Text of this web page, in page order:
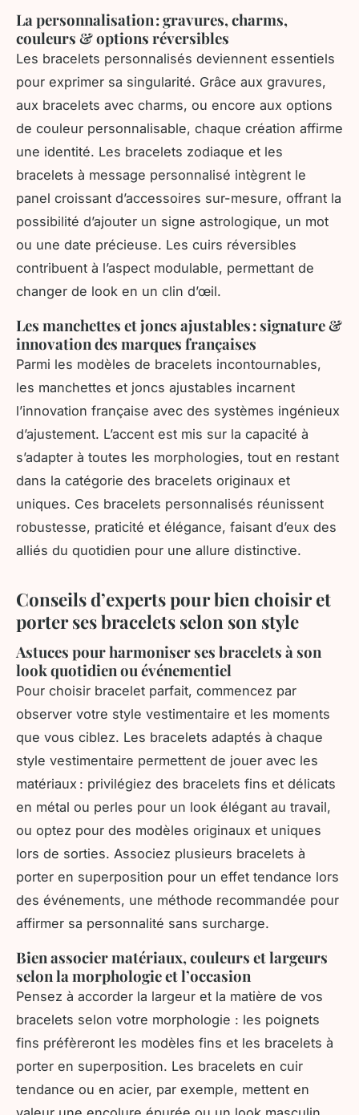
La personnalisation : gravures, charms,
couleurs & options réversibles
Les bracelets personnalisés deviennent essentiels
pour exprimer sa singularité. Grâce aux gravures,
aux bracelets avec charms, ou encore aux options
de couleur personnalisable, chaque création affirme
une identité. Les bracelets zodiaque et les
bracelets à message personnalisé intègrent le
panel croissant d’accessoires sur-mesure, offrant la
possibilité d’ajouter un signe astrologique, un mot
ou une date précieuse. Les cuirs réversibles
contribuent à l’aspect modulable, permettant de
changer de look en un clin d’œil.
Les manchettes et joncs ajustables : signature &
innovation des marques françaises
Parmi les modèles de bracelets incontournables,
les manchettes et joncs ajustables incarnent
l’innovation française avec des systèmes ingénieux
d’ajustement. L’accent est mis sur la capacité à
s’adapter à toutes les morphologies, tout en restant
dans la catégorie des bracelets originaux et
uniques. Ces bracelets personnalisés réunissent
robustesse, praticité et élégance, faisant d’eux des
alliés du quotidien pour une allure distinctive.
Conseils d’experts pour bien choisir et
porter ses bracelets selon son style
Astuces pour harmoniser ses bracelets à son
look quotidien ou événementiel
Pour choisir bracelet parfait, commencez par
observer votre style vestimentaire et les moments
que vous ciblez. Les bracelets adaptés à chaque
style vestimentaire permettent de jouer avec les
matériaux : privilégiez des bracelets fins et délicats
en métal ou perles pour un look élégant au travail,
ou optez pour des modèles originaux et uniques
lors de sorties. Associez plusieurs bracelets à
porter en superposition pour un effet tendance lors
des événements, une méthode recommandée pour
affirmer sa personnalité sans surcharge.
Bien associer matériaux, couleurs et largeurs
selon la morphologie et l’occasion
Pensez à accorder la largeur et la matière de vos
bracelets selon votre morphologie : les poignets
fins préfèreront les modèles fins et les bracelets à
porter en superposition. Les bracelets en cuir
tendance ou en acier, par exemple, mettent en